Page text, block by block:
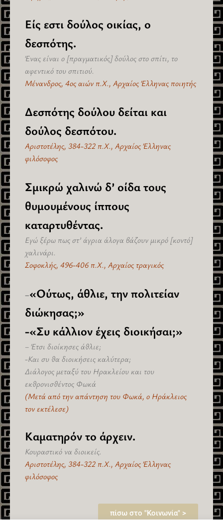
Είς εστι δούλος οικίας, ο
δεσπότης.
Ένας είναι ο [πραγματικός] δούλος στο σπίτι, το
αφεντικό του σπιτιού.
Μένανδρος, 4ος αιών π.Χ., Αρχαίος Έλληνας ποιητής
Δεσπότης δούλου δείται και
δούλος δεσπότου.
Αριστοτέλης, 384-322 π.Χ., Αρχαίος Έλληνας
φιλόσοφος
Σμικρώ χαλινώ δ’ οίδα τους
θυμουμένους ίππους
καταρτυθέντας.
Εγώ ξέρω πως στ’ άγρια άλογα βάζουν μικρό [κοντό]
χαλινάρι.
Σοφοκλής, 496-406 π.Χ., Αρχαίος τραγικός
–«Ούτως, άθλιε, την πολιτείαν
διώκησας;»
-«Συ κάλλιον έχεις διοικήσαι;»
– Έτσι διοίκησες άθλιε;
-Και συ θα διοικήσεις καλύτερα;
Διάλογος μεταξύ του Ηρακλείου και του
εκθρονισθέντος Φωκά
(Μετά από την απάντηση του Φωκά, ο Ηράκλειος
τον εκτέλεσε)
Καματηρόν το άρχειν.
Κουραστικό να διοικείς.
Αριστοτέλης, 384-322 π.Χ., Αρχαίος Έλληνας
φιλόσοφος
πίσω στο "Κοινωνία" >